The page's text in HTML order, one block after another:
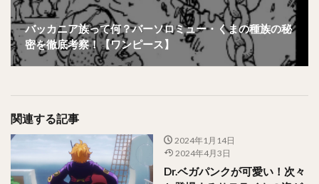
バッカニア族って何？バーソロミュー・くまの種族の秘
密を徹底考察！【ワンピース】
関連する記事
2024年1月14日
2024年4月3日
Dr.ベガパンクが可愛い！次々